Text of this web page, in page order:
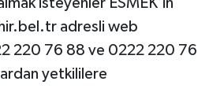
adresli web
220 76 88 ve 0222 220 76
yetkililere